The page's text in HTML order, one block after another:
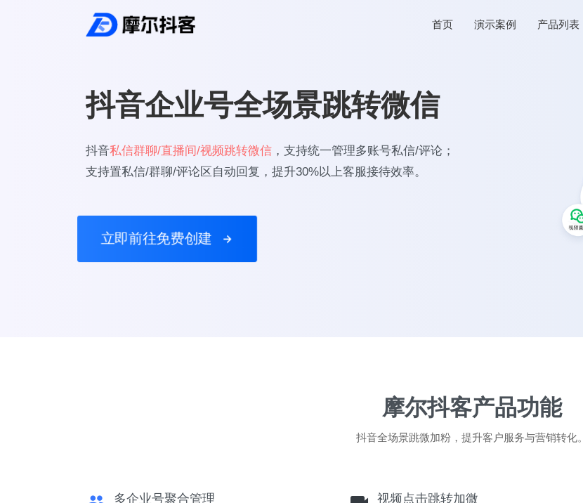
首页 演示案例 产品列表
抖音企业号全场景跳转微信
抖音私信群聊/直播间/视频跳转微信 ，支持统一管理多账号私信/评论；
支持置私信/群聊/评论区自动回复，提升30%以上客服接待效率。
立即前往免费创建
摩尔抖客产品功能
抖音全场景跳微加粉，提升客户服务与营销转化。
多企业号聚合管理 视频点击跳转加微